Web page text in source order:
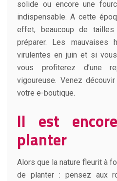
solide ou encore une
indispensable. A cette
effet, beaucoup de
préparer. Les mauvaises
virulentes en juin et si
vous profiterez d’une
vigoureuse. Venez
votre e-boutique.
Il est
planter
Alors que la nature fleurit à
de planter : pensez aux